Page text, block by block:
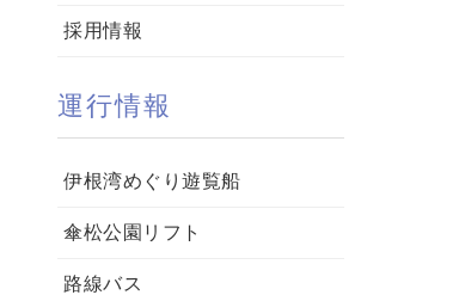
採用情報
運行情報
伊根湾めぐり遊覧船
傘松公園リフト
路線バス